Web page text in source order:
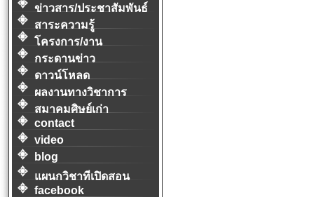
ข่าวสาร/ประชาสัมพันธ์
สาระความรู้
โครงการ/งาน
กระดานข่าว
ดาวน์โหลด
ผลงานทางวิชาการ
สมาคมศิษย์เก่า
contact
video
blog
แผนกวิชาทีเปิดสอน
facebook